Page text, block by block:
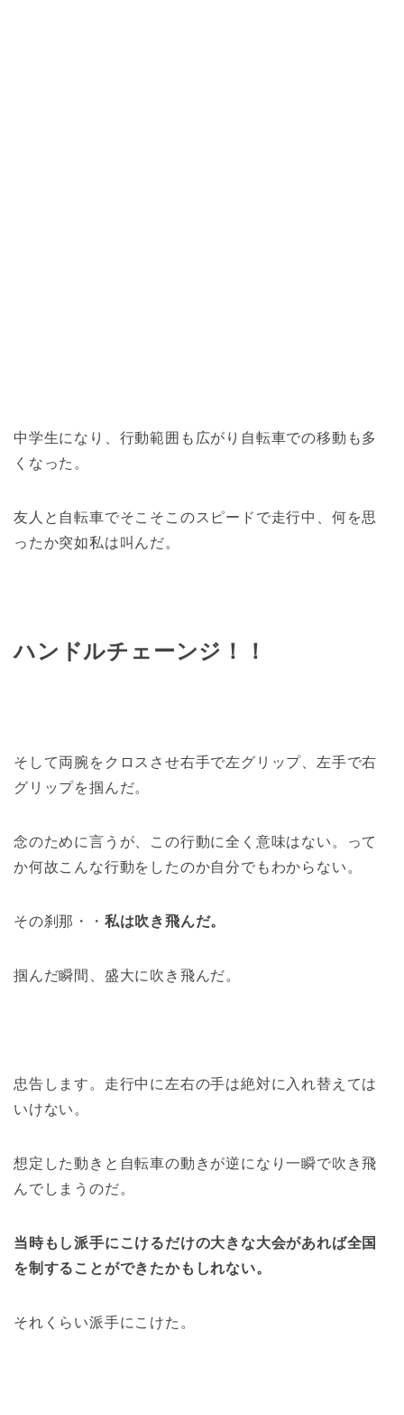
中学生になり、行動範囲も広がり自転車での移動も多
くなった。
友人と自転車でそこそこのスピードで走行中、何を思
ったか突如私は叫んだ。
ハンドルチェーンジ！！
そして両腕をクロスさせ右手で左グリップ、左手で右
グリップを掴んだ。
念のために言うが、この行動に全く意味はない。って
か何故こんな行動をしたのか自分でもわからない。
その刹那・・ 私は吹き飛んだ。
掴んだ瞬間、盛大に吹き飛んだ。
忠告します。走行中に左右の手は絶対に入れ替えては
いけない。
想定した動きと自転車の動きが逆になり一瞬で吹き飛
んでしまうのだ。
当時もし派手にこけるだけの大きな大会があれば全国
を制することができたかもしれない。
それくらい派手にこけた。